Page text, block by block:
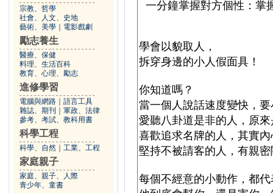
宗教、哲學
社會、人文、史地
藝術、美學
電影戲劇
勵志養生
醫療、保健
料理、生活百科
教育、心理、勵志
進修學習
電腦與網路
語言工具
雜誌、期刊
軍政、法律
參考、考試、教科用書
科學工程
科學、自然 工業、工程
家庭親子
家庭、親子、人際
青少年、童書